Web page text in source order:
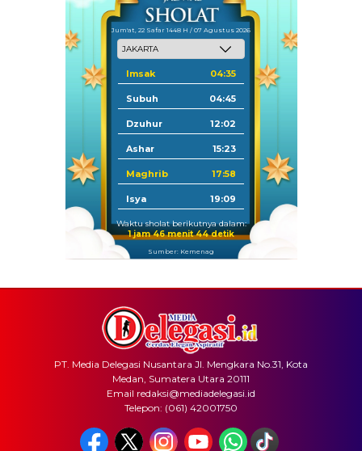
Jum'at, 22 Safar 1448 H / 07 Agustus 2026
Imsak 04:35
Subuh 04:45
Dzuhur 12:02
Ashar 15:23
Maghrib 17:58
Isya 19:09
Waktu sholat berikutnya dalam:
1 jam 46 menit 44 detik
Sumber: Kemenag
PT. Media Delegasi Nusantara Jl. Mengkara No.31, Kota
Medan, Sumatera Utara 20111
Email redaksi@mediadelegasi.id
Telepon: (061) 42001750